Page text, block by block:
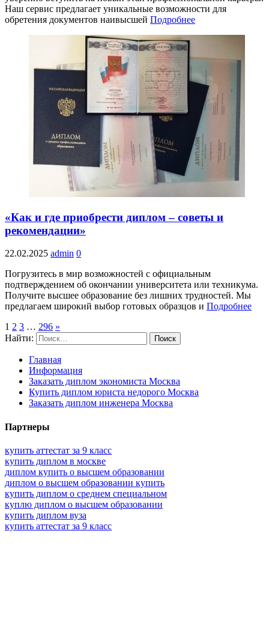
Наш сервис предлагает уникальные возможности для
обретения документов наивысшей Подробнее
«Как и где приобрести диплом – советы и
рекомендации»
22.02.2025 admin 0
Погрузитесь в мир возможностей с официальным
подтверждением об окончании университета или техникума.
Получите высшее образование без лишних трудностей. Мы
предлагаем широкий выбор готовых образцов и Подробнее
1 2 3 … 296 »
Найти:
Главная
Информация
Заказать диплом экономиста Москва
Купить диплом юриста недорого Москва
Заказать диплом инженера Москва
Партнеры
купить аттестат за 9 класс
купить диплом в москве
диплом купить о высшем образовании
диплом о высшем образовании купить
купить диплом о среднем специальном
куплю диплом о высшем образовании
купить диплом вуза
купить аттестат за 9 класс